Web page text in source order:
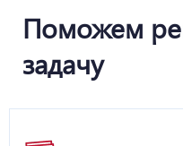
Поможем
задачу